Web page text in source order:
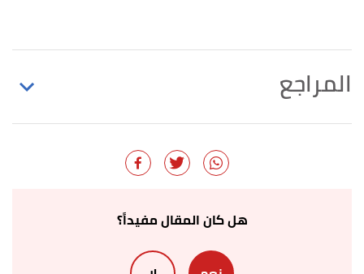
المراجع
You Have To Know",stylecraze
21/12/2020. Edited.
هل كان المقال مفيداً؟